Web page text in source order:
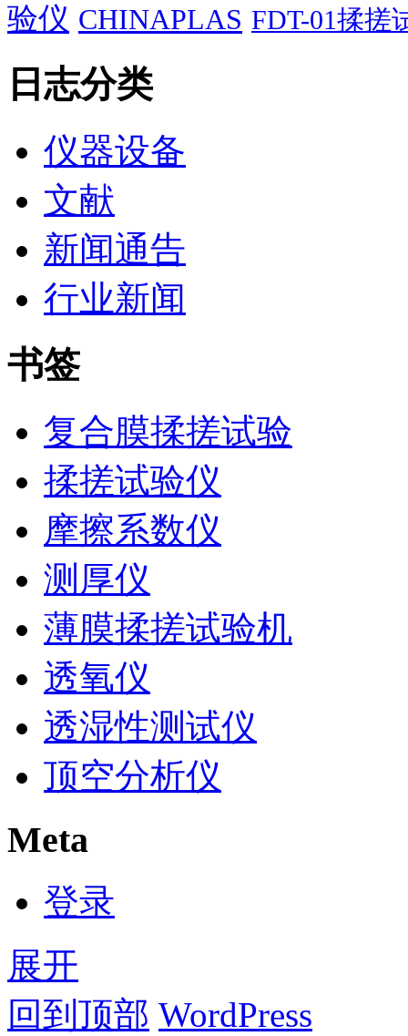
验仪 CHINAPLAS FDT-01揉搓
日志分类
仪器设备
文献
新闻通告
行业新闻
书签
复合膜揉搓试验
揉搓试验仪
摩擦系数仪
测厚仪
薄膜揉搓试验机
透氧仪
透湿性测试仪
顶空分析仪
Meta
登录
展开
回到顶部 WordPress